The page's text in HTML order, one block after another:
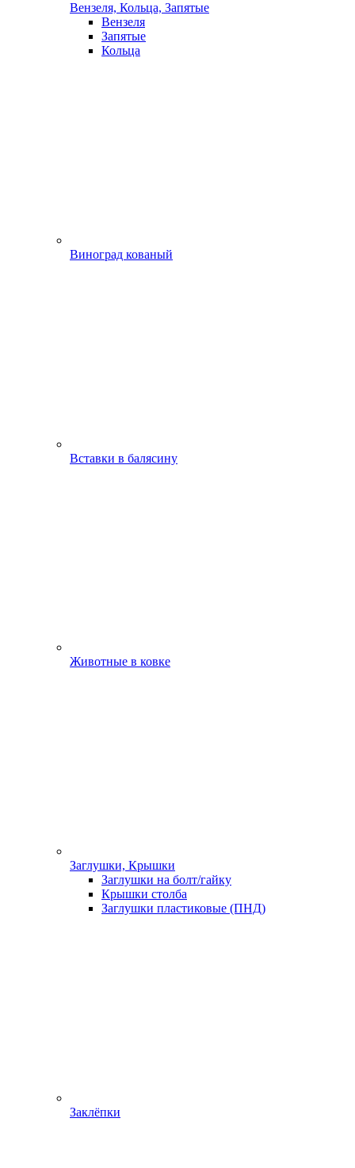
Вензеля, Кольца, Запятые
Вензеля
Запятые
Кольца
Виноград кованый
Вставки в балясину
Животные в ковке
Заглушки, Крышки
Заглушки на болт/гайку
Крышки столба
Заглушки пластиковые (ПНД)
Заклёпки